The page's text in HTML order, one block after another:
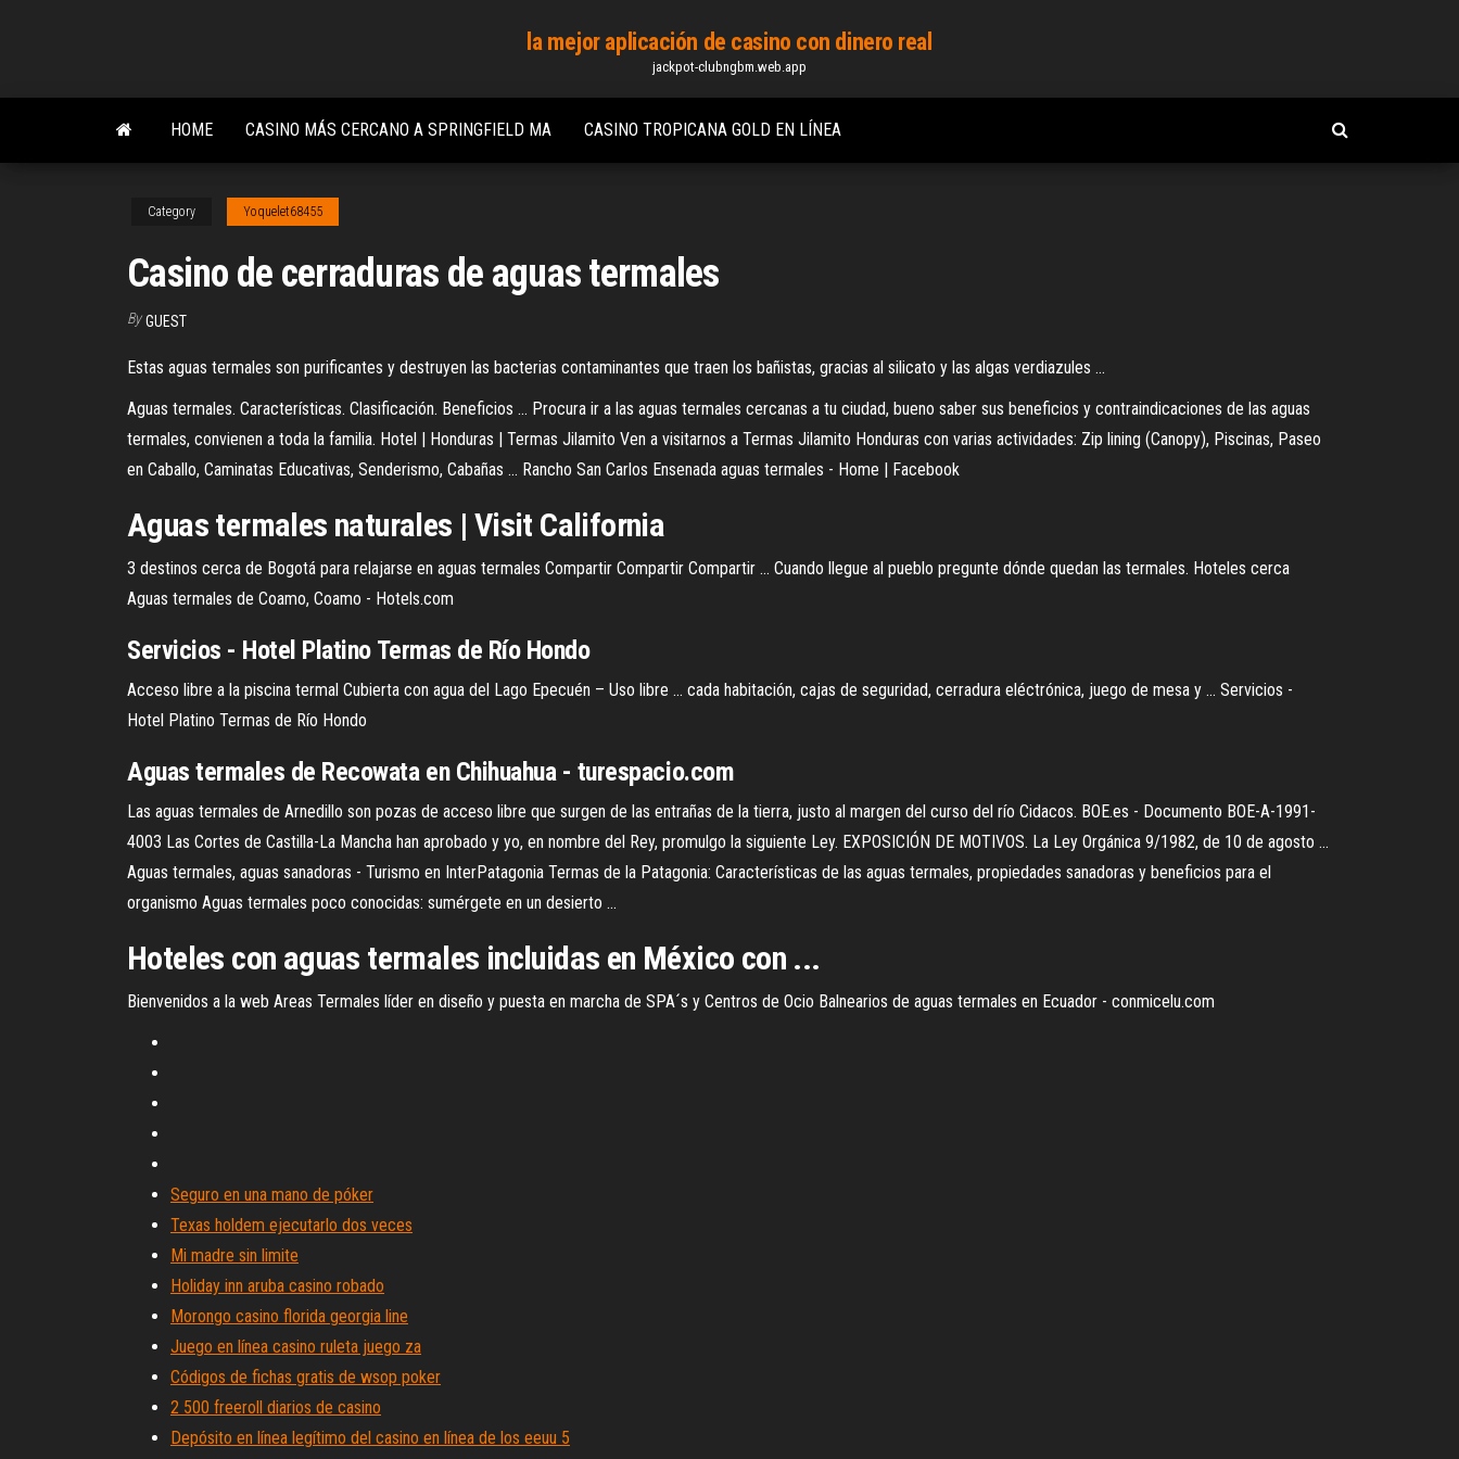
content
la mejor aplicación de casino con dinero real
jackpot-clubngbm.web.app
HOME CASINO MÁS CERCANO A SPRINGFIELD MA CASINO TROPICANA GOLD EN LÍNEA
Category Yoquelet68455
Casino de cerraduras de aguas termales
By GUEST
Estas aguas termales son purificantes y destruyen las bacterias contaminantes que traen los bañistas, gracias al silicato y las algas verdiazules ...
Aguas termales. Características. Clasificación. Beneficios ... Procura ir a las aguas termales cercanas a tu ciudad, bueno saber sus beneficios y contraindicaciones de las aguas
termales, convienen a toda la familia. Hotel | Honduras | Termas Jilamito Ven a visitarnos a Termas Jilamito Honduras con varias actividades: Zip lining (Canopy), Piscinas, Paseo
en Caballo, Caminatas Educativas, Senderismo, Cabañas ... Rancho San Carlos Ensenada aguas termales - Home | Facebook
Aguas termales naturales | Visit California
3 destinos cerca de Bogotá para relajarse en aguas termales Compartir Compartir Compartir ... Cuando llegue al pueblo pregunte dónde quedan las termales. Hoteles cerca
Aguas termales de Coamo, Coamo - Hotels.com
Servicios - Hotel Platino Termas de Río Hondo
Acceso libre a la piscina termal Cubierta con agua del Lago Epecuén – Uso libre ... cada habitación, cajas de seguridad, cerradura eléctrónica, juego de mesa y ... Servicios -
Hotel Platino Termas de Río Hondo
Aguas termales de Recowata en Chihuahua - turespacio.com
Las aguas termales de Arnedillo son pozas de acceso libre que surgen de las entrañas de la tierra, justo al margen del curso del río Cidacos. BOE.es - Documento BOE-A-1991-
4003 Las Cortes de Castilla-La Mancha han aprobado y yo, en nombre del Rey, promulgo la siguiente Ley. EXPOSICIÓN DE MOTIVOS. La Ley Orgánica 9/1982, de 10 de agosto ...
Aguas termales, aguas sanadoras - Turismo en InterPatagonia Termas de la Patagonia: Características de las aguas termales, propiedades sanadoras y beneficios para el
organismo Aguas termales poco conocidas: sumérgete en un desierto ...
Hoteles con aguas termales incluidas en México con ...
Bienvenidos a la web Areas Termales líder en diseño y puesta en marcha de SPA´s y Centros de Ocio Balnearios de aguas termales en Ecuador - conmicelu.com
Seguro en una mano de póker
Texas holdem ejecutarlo dos veces
Mi madre sin limite
Holiday inn aruba casino robado
Morongo casino florida georgia line
Juego en línea casino ruleta juego za
Códigos de fichas gratis de wsop poker
2 500 freeroll diarios de casino
Depósito en línea legítimo del casino en línea de los eeuu 5